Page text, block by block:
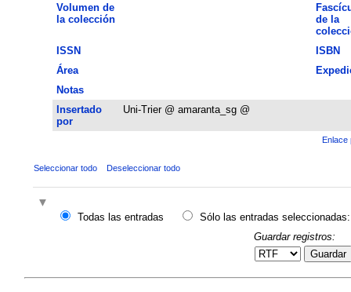
Volumen de
la colección
de la
ISSN
ISBN
Área
Notas
Insertado
por
Uni-Trier @ amaranta_sg @
Enlace
Seleccionar todo Deseleccionar todo
Todas las entradas
Sólo las entradas seleccionadas:
Guardar registros:
Guardar